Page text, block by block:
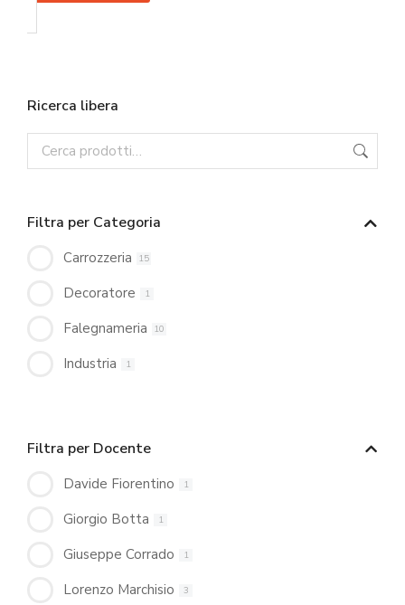
Ricerca libera
Filtra per Categoria
Carrozzeria 15
Decoratore 1
Falegnameria 10
Industria 1
Filtra per Docente
Davide Fiorentino 1
Giorgio Botta 1
Giuseppe Corrado 1
Lorenzo Marchisio 3